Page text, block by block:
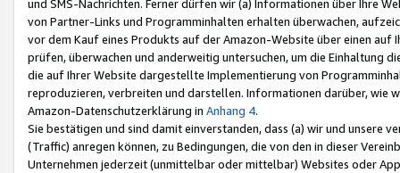
und SMS-Nachrichten. Ferner dürfen wir (a) Informationen über Ihre
von Partner-Links und Programminhalten erhalten überwachen,
vor dem Kauf eines Produkts auf der Amazon-Website über einen
prüfen, überwachen und anderweitig untersuchen, um die Einhaltung
die auf Ihrer Website dargestellte Implementierung von
reproduzieren, verbreiten und darstellen. Informationen darüber, wie
Amazon-Datenschutzerklärung in Anhang 4.
Sie bestätigen und sind damit einverstanden, dass (a) wir und
(Traffic) anregen können, zu Bedingungen, die von den in dieser
Unternehmen jederzeit (unmittelbar oder mittelbar) Websites oder